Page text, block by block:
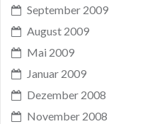
September 2009
August 2009
Mai 2009
Januar 2009
Dezember 2008
November 2008